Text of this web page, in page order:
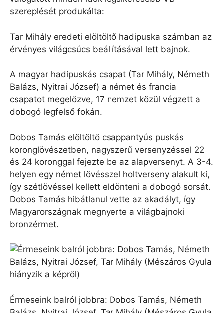
szereplését produkálta:
Tar Mihály eredeti elöltöltő hadipuska számban az
érvényes világcsúcs beállításával lett bajnok.
A magyar hadipuskás csapat (Tar Mihály, Németh
Balázs, Nyitrai József) a német és francia
csapatot megelőzve, 17 nemzet közül végzett a
dobogó legfelső fokán.
Dobos Tamás elöltöltő csappantyús puskás
koronglövészetben, nagyszerű versenyzéssel 22
és 24 koronggal fejezte be az alapversenyt. A 3-4.
helyen egy német lövésszel holtverseny alakult ki,
így szétlövéssel kellett eldönteni a dobogó sorsát.
Dobos Tamás hibátlanul vette az akadályt, így
Magyarországnak megnyerte a világbajnoki
bronzérmet.
Érmeseink balról jobbra: Dobos Tamás, Németh